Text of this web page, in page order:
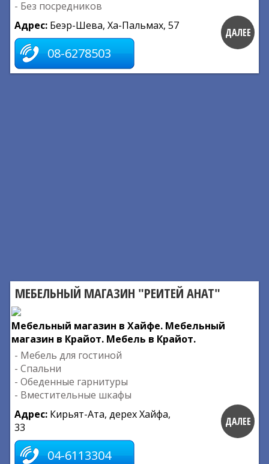
- Без посредников
Адрес: Беэр-Шева, Ха-Пальмах, 57
08-6278503
ДАЛЕЕ
МЕБЕЛЬНЫЙ МАГАЗИН "РЕИТЕЙ АНАТ"
Мебельный магазин в Хайфе. Мебельный
магазин в Крайот. Мебель в Крайот.
- Мебель для гостиной
- Спальни
- Обеденные гарнитуры
- Вместительные шкафы
Адрес: Кирьят-Ата, дерех Хайфа,
33
04-6113304
ДАЛЕЕ